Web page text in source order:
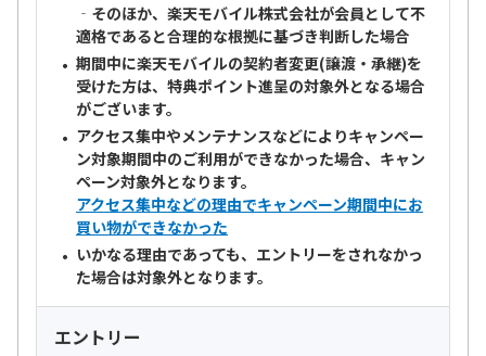
‐そのほか、楽天モバイル株式会社が会員として不
適格であると合理的な根拠に基づき判断した場合
期間中に楽天モバイルの契約者変更(譲渡・承継)を
受けた方は、特典ポイント進呈の対象外となる場合
がございます。
アクセス集中やメンテナンスなどによりキャンペー
ン対象期間中のご利用ができなかった場合、キャン
ペーン対象外となります。
アクセス集中などの理由でキャンペーン期間中にお
買い物ができなかった
いかなる理由であっても、エントリーをされなかっ
た場合は対象外となります。
エントリー